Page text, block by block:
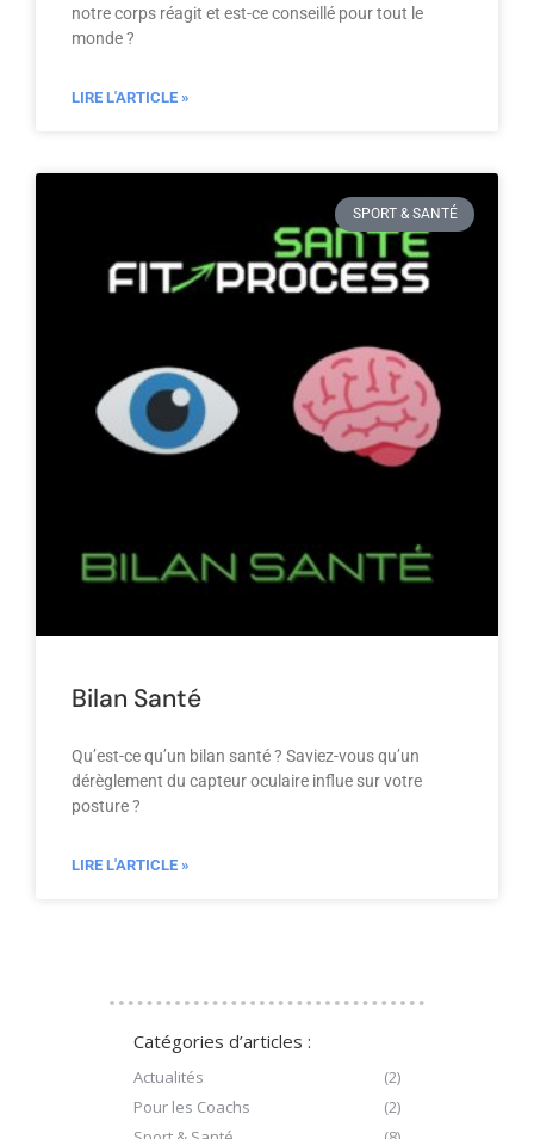
notre corps réagit et est-ce conseillé pour tout le
monde ?
LIRE L'ARTICLE »
SPORT & SANTÉ
Bilan Santé
Qu’est-ce qu’un bilan santé ? Saviez-vous qu’un
dérèglement du capteur oculaire influe sur votre
posture ?
LIRE L'ARTICLE »
Catégories d’articles :
Actualités
(2)
Pour les Coachs
(2)